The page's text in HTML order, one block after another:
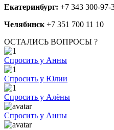
Екатеринбург: +7 343 300-97-
Челябинск +7 351 700 11 10
ОСТАЛИСЬ ВОПРОСЫ ?
Спросить у Анны
Спросить у Юлии
Спросить у Алёны
Спросить у Анны